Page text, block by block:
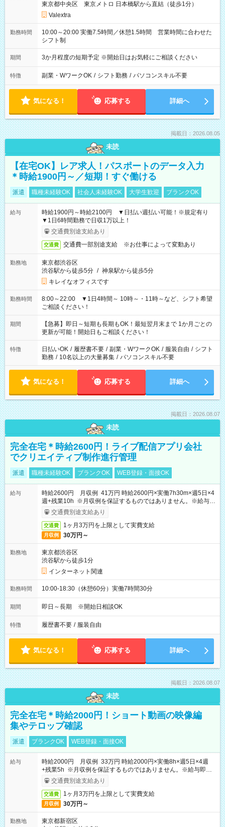
東京都中央区 東京メトロ 日本橋駅から直結（徒歩1分）
Valextra
勤務時間
10:00～20:00 実働7.5時間／休憩1.5時間 営業時間に合わせた
シフト制
期間 3か月程度の短期予定 ※開始日はお気軽にご相談ください
特徴 副業・WワークOK / シフト勤務 / パソコンスキル不要
気になる！ 応募する 詳細へ
掲載日：2026.08.05
未読
【在宅OK】レア求人！パスポートのデータ入力
＊時給1900円～／短期！すぐ働ける
派遣 職種未経験OK 社会人未経験OK 大学生歓迎 ブランクOK
給与
時給1900円～時給2100円 ▼日払い週払い可能！※規定有り
▼1日6時間勤務で日収1万以上！
交通費別途支給あり
交通費 交通費一部別途支給 ※お仕事によって変動あり
勤務地
東京都渋谷区
渋谷駅から徒歩5分 / 神泉駅から徒歩5分
キレイなオフィスです
勤務時間
8:00～22:00 ▼1日4時間～ 10時～・11時～など、シフト希望
ご相談ください！
期間
【急募】即日～短期も長期もOK！最短翌月末まで 1か月ごとの
更新が可能！開始日もご相談ください！
特徴 日払いOK / 履歴書不要 / 副業・WワークOK / 服装自由 / シフト
勤務 / 10名以上の大量募集 / パソコンスキル不要
気になる！ 応募する 詳細へ
掲載日：2026.08.07
未読
完全在宅＊時給2600円！ライブ配信アプリ会社
でクリエイティブ制作進行管理
派遣 職種未経験OK ブランクOK WEB登録・面接OK
給与
時給2600円 月収例 41万円 時給2600円×実働7h30m×週5日×4
週+残業10h ※月収例を保証するものではありません。※給与即
受取りサービス利用可（利用条件有）
交通費別途支給あり
交通費 1ヶ月3万円を上限として実費支給
月収例 30万円～
勤務地
東京都渋谷区
渋谷駅から徒歩1分
インターネット関連
勤務時間 10:00-18:30（休憩60分）実働7時間30分
期間 即日～長期 ※開始日相談OK
特徴 履歴書不要 / 服装自由
気になる！ 応募する 詳細へ
掲載日：2026.08.07
未読
完全在宅＊時給2000円！ショート動画の映像編
集やテロップ確認
派遣 ブランクOK WEB登録・面接OK
給与
時給2000円 月収例 33万円 時給2000円×実働8h×週5日×4週
+残業5h ※月収例を保証するものではありません。※給与即受
取りサービス利用可（利用条件有）
交通費別途支給あり
交通費 1ヶ月3万円を上限として実費支給
月収例 30万円～
勤務地
東京都新宿区